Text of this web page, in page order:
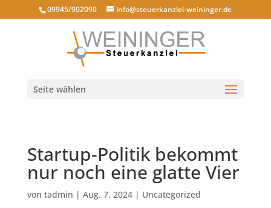
09945/902090 info@steuerkanzlei-weininger.de
Seite wählen
Startup-Politik bekommt
nur noch eine glatte Vier
von tadmin | Aug. 7, 2024| Uncategorized